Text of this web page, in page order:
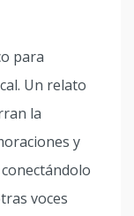
para
Un relato
la
y
voces